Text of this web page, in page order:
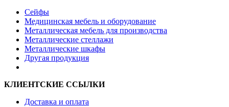
Сейфы
Медицинская мебель и оборудование
Металлическая мебель для производства
Металлические стеллажи
Металлические шкафы
Другая продукция
КЛИЕНТСКИЕ ССЫЛКИ
Доставка и оплата